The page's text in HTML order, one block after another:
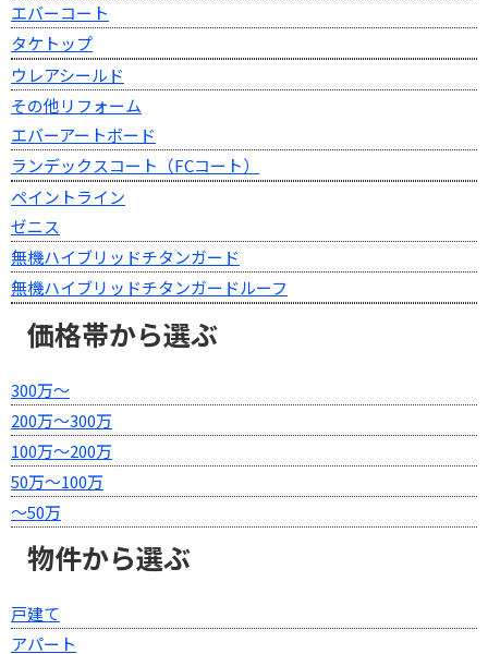
エバーコート
タケトップ
ウレアシールド
その他リフォーム
エバーアートボード
ランデックスコート（FCコート）
ペイントライン
ゼニス
無機ハイブリッドチタンガード
無機ハイブリッドチタンガードルーフ
価格帯から選ぶ
300万～
200万～300万
100万～200万
50万～100万
～50万
物件から選ぶ
戸建て
アパート